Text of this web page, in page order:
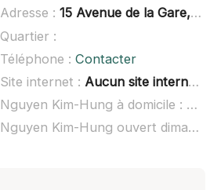
Adresse : 15 Avenue de la Gare, 80200 Péronne
Quartier :
Téléphone : Contacter
Site internet : Aucun site internet connu
Nguyen Kim-Hung à domicile :
non
Nguyen Kim-Hung ouvert dimanche :